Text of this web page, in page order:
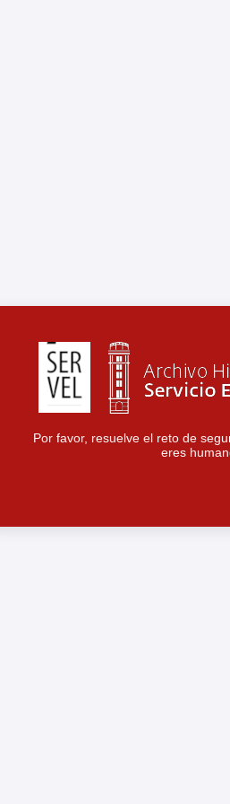
Por favor, resuelve el reto de
eres